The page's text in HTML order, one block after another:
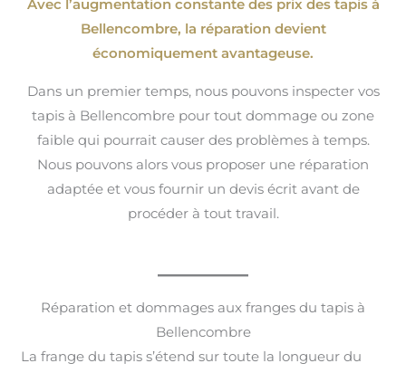
Avec l’augmentation constante des prix des tapis à
Bellencombre, la réparation devient
économiquement avantageuse.
Dans un premier temps, nous pouvons inspecter vos
tapis à Bellencombre pour tout dommage ou zone
faible qui pourrait causer des problèmes à temps.
Nous pouvons alors vous proposer une réparation
adaptée et vous fournir un devis écrit avant de
procéder à tout travail.
Réparation et dommages aux franges du tapis à
Bellencombre
La frange du tapis s’étend sur toute la longueur du